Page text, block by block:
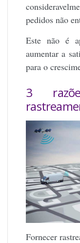
pedidos não
Este não é
aumentar a
para o
3
Fornecer